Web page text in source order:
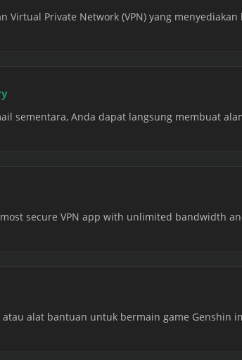
Virtual Private Network (VPN) yang menyediakan
sementara, Anda dapat langsung membuat
secure VPN app with unlimited bandwidth
atau alat bantuan untuk bermain game Genshin